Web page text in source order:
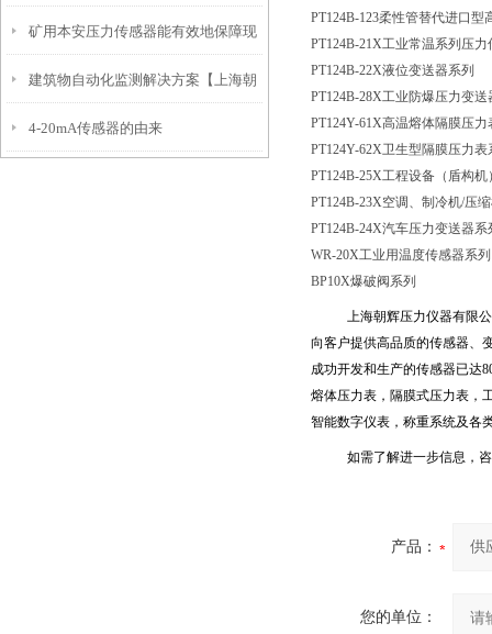
用注意事项
矿用本安压力传感器能有效地保障现
场人员和设备的安全
建筑物自动化监测解决方案【上海朝
辉沉降自动化监测】
4-20mA传感器的由来
PT124B-123柔性管替代进口型
PT124B-21X工业常温系列压力
PT124B-22X液位变送器系列
PT124B-28X工业防爆压力变送
PT124Y-61X高温熔体隔膜压
PT124Y-62X卫生型隔膜压力表
PT124B-25X工程设备（盾构
PT124B-23X空调、制冷机/压
PT124B-24X汽车压力变送器系
WR-20X工业用温度传感器系列
BP10X爆破阀系列
上海朝辉压力仪器有限
向客户提供高品质的传感器、
成功开发和生产的传感器已达
熔体压力表，隔膜式压力表，
智能数字仪表，称重系统及各
如需了解进一步信息，
产品：
您的单位：